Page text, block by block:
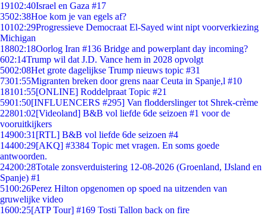
19102:40Israel en Gaza #17
3502:38Hoe kom je van egels af?
10102:29Progressieve Democraat El-Sayed wint nipt voorverkiezing
Michigan
18802:18Oorlog Iran #136 Bridge and powerplant day incoming?
602:14Trump wil dat J.D. Vance hem in 2028 opvolgt
5002:08Het grote dagelijkse Trump nieuws topic #31
7301:55Migranten breken door grens naar Ceuta in Spanje,l #10
18101:55[ONLINE] Roddelpraat Topic #21
5901:50[INFLUENCERS #295] Van flodderslinger tot Shrek-crème
22801:02[Videoland] B&B vol liefde 6de seizoen #1 voor de
vooruitkijkers
14900:31 [RTL] B&B vol liefde 6de seizoen #4
14400:29[AKQ] #3384 Topic met vragen. En soms goede
antwoorden.
24200:28Totale zonsverduistering 12-08-2026 (Groenland, IJsland en
Spanje) #1
5100:26Perez Hilton opgenomen op spoed na uitzenden van
gruwelijke video
1600:25[ATP Tour] #169 Tosti Tallon back on fire